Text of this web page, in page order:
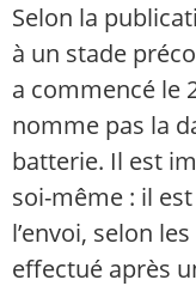
Selon la
à un stade
a commencé le
nomme pas la
batterie. Il est
soi-même : il
l’envoi, selon
effectué après